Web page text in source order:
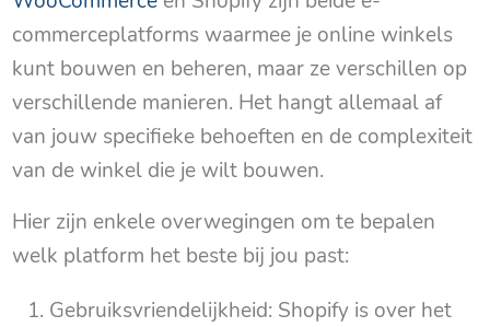
commerceplatforms waarmee je online winkels
kunt bouwen en beheren, maar ze verschillen op
verschillende manieren. Het hangt allemaal af
van jouw specifieke behoeften en de complexiteit
van de winkel die je wilt bouwen.
Hier zijn enkele overwegingen om te bepalen
welk platform het beste bij jou past:
Gebruiksvriendelijkheid: Shopify is over het